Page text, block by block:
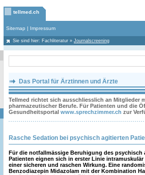
tellmed.ch
Sitemap | Impressum
Sie sind hier: Fachliteratur » Journalscreening
Das Portal für Ärztinnen und Ärzte
Tellmed richtet sich ausschliesslich an Mitglieder
pharmazeutischer Berufe. Für Patienten und die
Gesundheitsportal www.sprechzimmer.ch zur
Rasche Sedation bei psychisch agitierten
Für die notfallmässige Beruhigung des psychisch
Patienten eignen sich in erster Linie
einer sicheren und raschen Wirkung. Eine
Benzodiazepin Midazolam mit der Kombination